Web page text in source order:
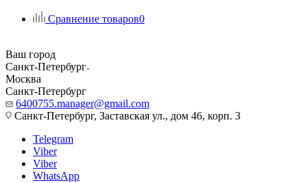
Сравнение товаров0
Ваш город
Санкт-Петербург
Москва
Санкт-Петербург
6400755.manager@gmail.com
Санкт-Петербург, Заставская ул., дом 46, корп. 3
Telegram
Viber
Viber
WhatsApp